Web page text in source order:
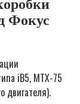
Фокус
iB5, MTX-75
двигателя).